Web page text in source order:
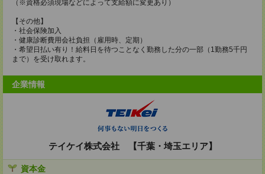
（※資格必須現場などによって支給額に変更あり）
【その他】
・社会保険加入
・健康診断費用会社負担（雇用時、定期）
・希望日払い有り！給料日を待つことなく勤務した分の一部（1勤務5千円
まで）を受け取れます。
企業情報
テイケイ株式会社 【千葉・埼玉エリア】
資本金